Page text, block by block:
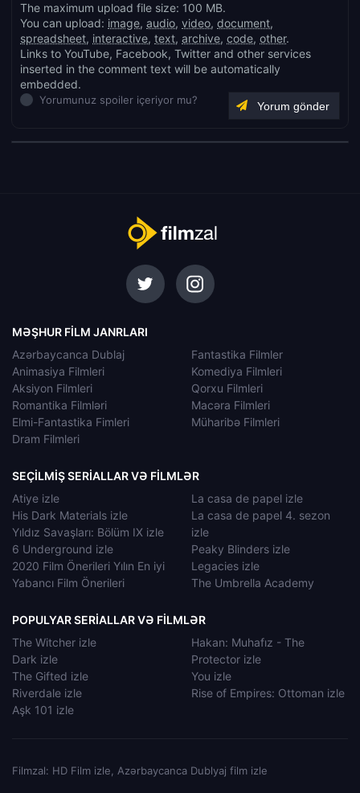
The maximum upload file size: 100 MB.
You can upload: image, audio, video, document,
spreadsheet, interactive, text, archive, code, other.
Links to YouTube, Facebook, Twitter and other services
inserted in the comment text will be automatically
embedded.
Yorumunuz spoiler içeriyor mu?
MƏŞHUR FILM JANRLARI
Azərbaycanca Dublaj
Animasiya Filmleri
Aksiyon Filmleri
Romantika Filmləri
Elmi-Fantastika Fimleri
Dram Filmleri
Fantastika Filmler
Komediya Filmleri
Qorxu Filmleri
Macəra Filmleri
Müharibə Filmleri
SEÇILMIŞ SERIALLAR VƏ FILMLƏR
Atiye izle
His Dark Materials izle
Yıldız Savaşları: Bölüm IX izle
6 Underground izle
2020 Film Önerileri Yılın En iyi
Yabancı Film Önerileri
La casa de papel izle
La casa de papel 4. sezon
izle
Peaky Blinders izle
Legacies izle
The Umbrella Academy
POPULYAR SERIALLAR VƏ FILMLƏR
The Witcher izle
Dark izle
The Gifted izle
Riverdale izle
Aşk 101 izle
Hakan: Muhafız - The
Protector izle
You izle
Rise of Empires: Ottoman izle
Filmzal: HD Film izle, Azərbaycanca Dublyaj film izle